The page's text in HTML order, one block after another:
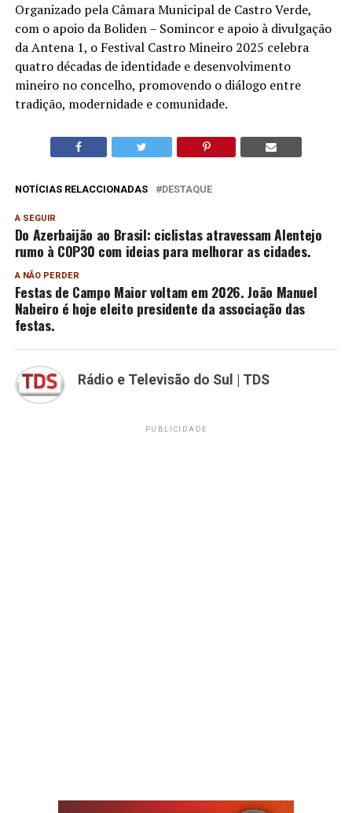
Organizado pela Câmara Municipal de Castro Verde,
com o apoio da Boliden – Somincor e apoio à divulgação
da Antena 1, o Festival Castro Mineiro 2025 celebra
quatro décadas de identidade e desenvolvimento
mineiro no concelho, promovendo o diálogo entre
tradição, modernidade e comunidade.
NOTÍCIAS RELACCIONADAS DESTAQUE
A SEGUIR
Do Azerbaijão ao Brasil: ciclistas atravessam Alentejo
rumo à COP30 com ideias para melhorar as cidades.
A NÃO PERDER
Festas de Campo Maior voltam em 2026. João Manuel
Nabeiro é hoje eleito presidente da associação das
festas.
Rádio e Televisão do Sul | TDS
PUBLICIDADE